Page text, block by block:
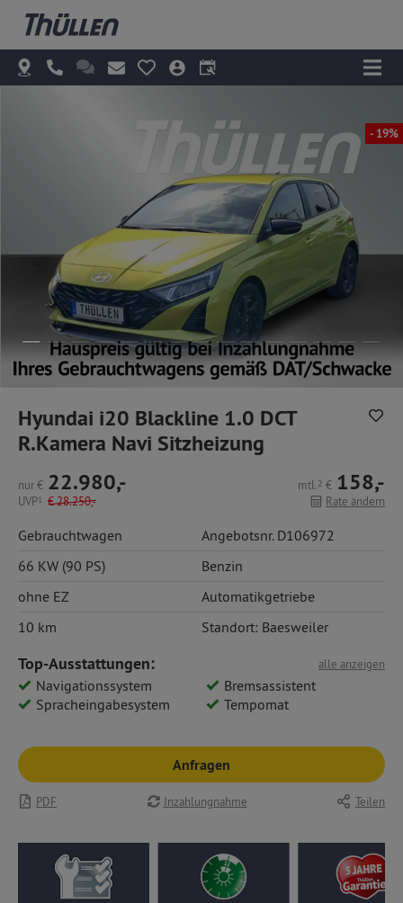
- 19%
Hyundai i20 Blackline 1.0 DCT
R.Kamera Navi Sitzheizung
nur€ 22.980,-
UVP1 €28.250,-
mtl.2 € 158,-
Rate ändern
Gebrauchtwagen
Angebotsnr. D106972
66 KW (90 PS)
Benzin
ohne EZ
Automatikgetriebe
10 km
Standort: Baesweiler
alle anzeigen
Top-Ausstattungen:
Navigationssystem
Bremsassistent
Spracheingabesystem
Tempomat
Anfragen
PDF Inzahlungnahme Teilen